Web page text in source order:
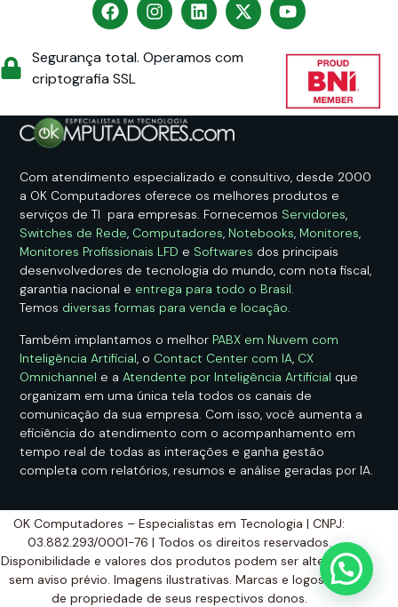
Segurança total. Operamos com
criptografia SSL
Com atendimento especializado e consultivo, desde 2000
a OK Computadores oferece os melhores produtos e
serviços de TI para empresas. Fornecemos Servidores,
Switches de Rede, Computadores, Notebooks, Monitores,
Monitores Profissionais LFD e Softwares dos principais
desenvolvedores de tecnologia do mundo, com nota fiscal,
garantia nacional e entrega para todo o Brasil.
Temos diversas formas para venda e locação.
Também implantamos o melhor PABX em Nuvem com
Inteligência Artificial, o Contact Center com IA, CX
Omnichannel e aAtendente por Inteligência Artificial que
organizam em uma única tela todos os canais de
comunicação da sua empresa. Com isso, você aumenta a
eficiência do atendimento com o acompanhamento em
tempo real de todas as interações e ganha gestão
completa com relatórios, resumos e análise geradas por IA.
OK Computadores – Especialistas em Tecnologia | CNPJ:
03.882.293/0001-76 | Todos os direitos reservados.
Disponibilidade e valores dos produtos podem ser alterados
sem aviso prévio. Imagens ilustrativas. Marcas e logos são
de propriedade de seus respectivos donos.